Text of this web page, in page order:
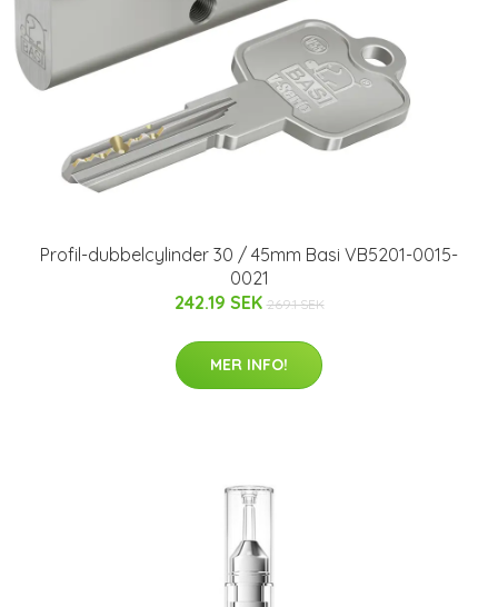
Profil-dubbelcylinder 30 / 45mm Basi VB5201-0015-
0021
242.19 SEK 269.1 SEK
MER INFO!